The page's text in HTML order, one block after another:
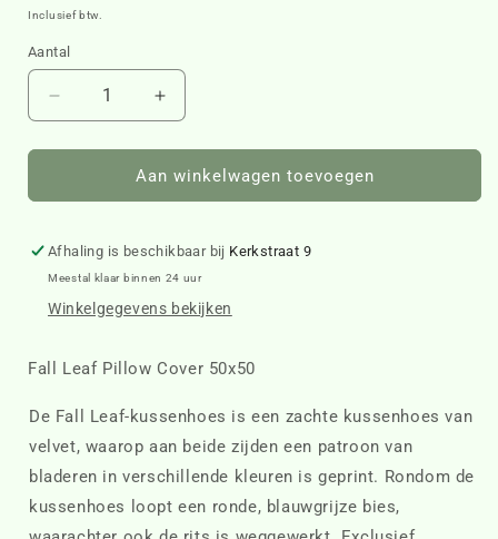
prijs
Inclusief btw.
Aantal
Aantal
verlagen
voor
Leaf
Cover
50x50
Aantal
verhogen
voor
Fall
Leaf
Cover
50x50
Aan winkelwagen toevoegen
Afhaling is beschikbaar bij Kerkstraat 9
Meestal klaar binnen 24 uur
Winkelgegevens bekijken
Fall Leaf Pillow Cover 50x50
De Fall Leaf-kussenhoes is een zachte kussenhoes van
velvet, waarop aan beide zijden een patroon van
bladeren in verschillende kleuren is geprint. Rondom de
kussenhoes loopt een ronde, blauwgrijze bies,